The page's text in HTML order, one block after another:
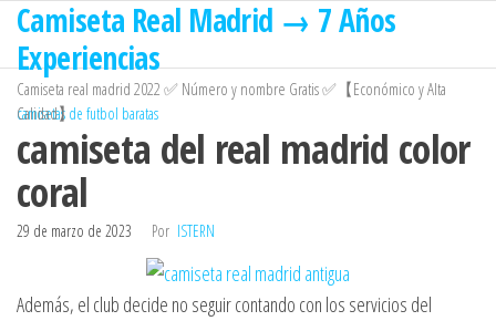
Saltar
contenido
Camiseta Real Madrid → 7 Años
Experiencias
Camiseta real madrid 2022 ✅ Número y nombre Gratis ✅【Económico y Alta
Calidad】
camisetas de futbol baratas
camiseta del real madrid color
coral
29 de marzo de 2023 Por ISTERN
Además, el club decide no seguir contando con los servicios del